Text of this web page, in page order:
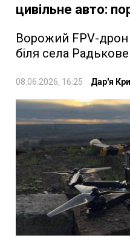
цивільне авто:
Ворожий FPV-
біля села Радькове
08.06.2026, 16:25 Дар'я